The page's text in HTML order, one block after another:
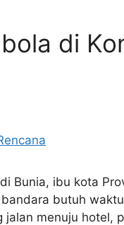
di
Bunia, ibu kota
butuh
menuju hotel,